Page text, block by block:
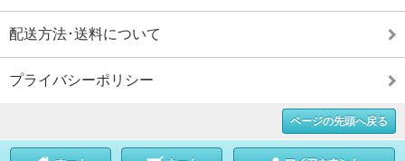
配送方法･送料について
プライバシーポリシー
ページの先頭へ戻る